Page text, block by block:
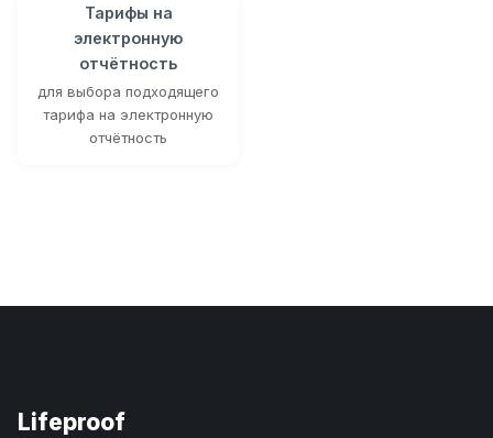
Тарифы на
электронную
отчётность
для выбора подходящего
тарифа на электронную
отчётность
Lifeproof